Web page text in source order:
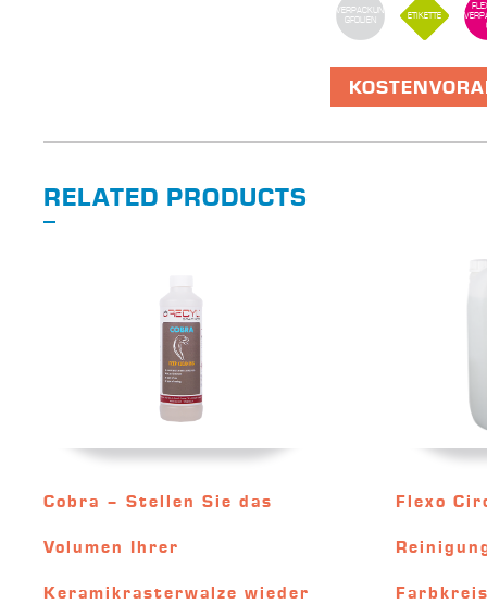
VERPACKUN
GFOLIEN
ETIKETTE
RELATED PRODUCTS
Cobra – Stellen Sie das
Volumen Ihrer
Keramikrasterwalze wieder
Flexo